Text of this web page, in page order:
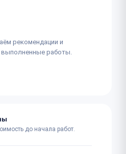
рекомендации и
работы.
до начала работ.